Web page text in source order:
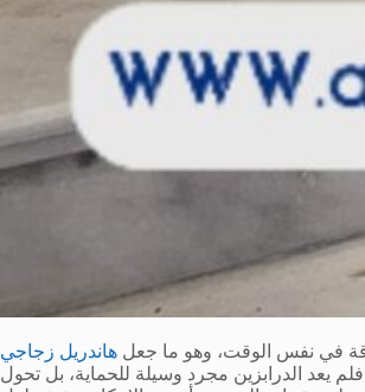
في نفس الوقت، وهو ما جعل هاندريل زجاجي
يعد الدرابزين مجرد وسيلة للحماية، بل تحول